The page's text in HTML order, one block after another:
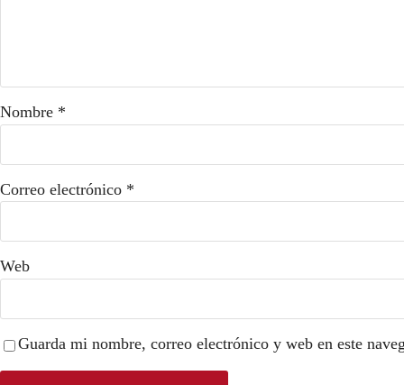
Nombre *
Correo electrónico *
Web
Guarda mi nombre, correo electrónico y web en este